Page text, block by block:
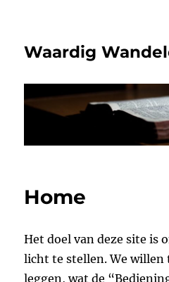
Waardig
Home
Het doel van deze site is
licht te stellen. We
leggen, wat de